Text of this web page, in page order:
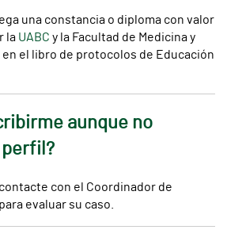
una constancia o diploma con valor
la UABC y la Facultad de Medicina y
el libro de protocolos de Educación
aunque no
perfil?
con el Coordinador de
evaluar su caso.